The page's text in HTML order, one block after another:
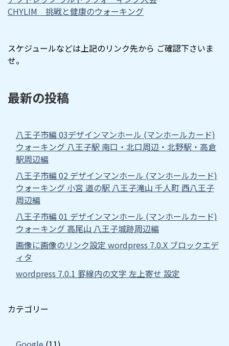
CHYLIM 挑戦と健康のウォーキング
スケジュールなどは上記のリンク先から ご確認下さいま
せ。
最新の投稿
八王子市編 03デザインマンホール (マンホールカード)
ウォーキング 八王子駅 南口・北口周辺・北野駅・高倉
駅周辺編
八王子市編 02 デザインマンホール (マンホールカード)
ウォーキング 小宮 道の駅 八王子滝山 千人町 西八王子
周辺編
八王子市編 01 デザインマンホール (マンホールカード)
ウォーキング 高尾山 八王子城跡周辺編
画像に画像のリンク設定 wordpress 7.0.X ブロックエデ
ィタ
wordpress 7.0.1 罫線内の文字 左上寄せ 設定
カテゴリー